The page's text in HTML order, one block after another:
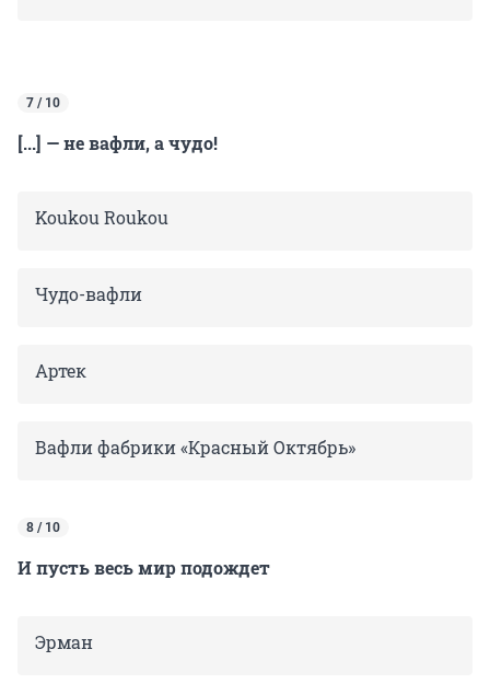
7 / 10
[...] — не вафли, а чудо!
Koukou Roukou
Чудо-вафли
Артек
Вафли фабрики «Красный Октябрь»
8 / 10
И пусть весь мир подождет
Эрман